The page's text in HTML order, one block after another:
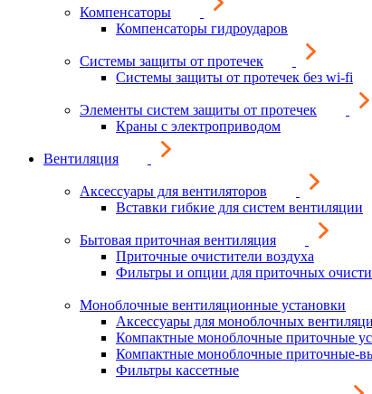
Компенсаторы
Компенсаторы гидроударов
Системы защиты от протечек
Системы защиты от протечек без wi-fi
Элементы систем защиты от протечек
Краны с электроприводом
Вентиляция
Аксессуары для вентиляторов
Вставки гибкие для систем вентиляции
Бытовая приточная вентиляция
Приточные очистители воздуха
Фильтры и опции для приточных
Моноблочные вентиляционные установки
Аксессуары для моноблочных
Компактные моноблочные приточные
Компактные моноблочные приточные-
Фильтры кассетные